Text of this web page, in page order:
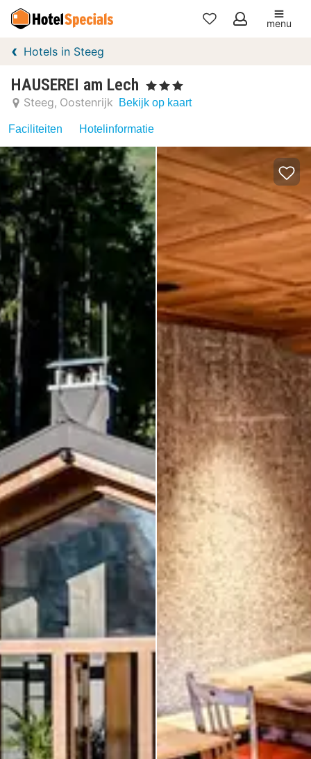
Mijn
menu
Hotels in Steeg
HAUSEREI am Lech , 3 Sterren
Steeg Oostenrijk Bekijk op kaart
Faciliteiten Hotelinformatie